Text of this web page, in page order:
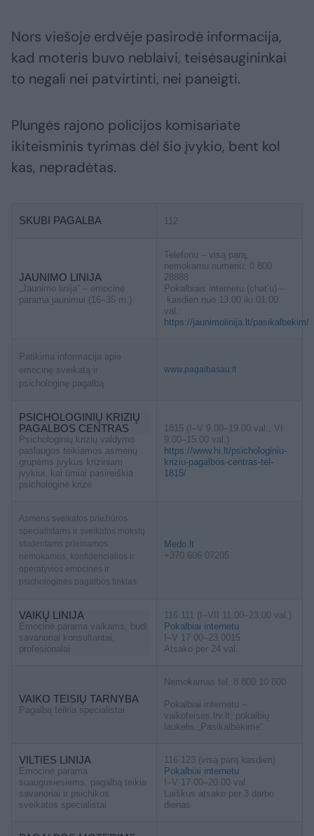
Nors viešoje erdvėje pasirodė informacija,
kad moteris buvo neblaivi, teisėsaugininkai
to negali nei patvirtinti, nei paneigti.
Plungės rajono policijos komisariate
ikiteisminis tyrimas dėl šio įvykio, bent kol
kas, nepradėtas.
SKUBI PAGALBA 112
JAUNIMO LINIJA
„Jaunimo linija“ – emocinė
parama jaunimui (16–35 m.)
Telefonu – visą parą,
nemokamu numeriu: 0 800
28888
Pokalbiais internetu (chat’u) –
kasdien nuo 13:00 iki 01:00
val.:
https://jaunimolinija.lt/pasikalbekim/
Patikima informacija apie
emocinę sveikatą ir
psichologinę pagalbą
www.pagalbasau.lt
PSICHOLOGINIŲ KRIZIŲ
PAGALBOS CENTRAS
Psichologinių krizių valdymo
paslaugos teikiamos asmenų
grupėms įvykus kriziniam
įvykiui, kai ūmiai pasireiškia
psichologinė krizė
1815 (I–V 9.00–19.00 val., VI
9.00–15.00 val.)
https://www.hi.lt/psichologiniu-
kriziu-pagalbos-centras-tel-
1815/
Asmens sveikatos priežiūros
specialistams ir sveikatos mokslų
studentams prieinamos
nemokamos, konfidencialios ir
operatyvios emocinės ir
psichologinės pagalbos tinklas
Medo.lt
+370 606 07205
VAIKŲ LINIJA
Emocinė parama vaikams, budi
savanoriai konsultantai,
profesionalai
116 111 (I–VII 11.00–23.00 val.)
Pokalbiai internetu
I–V 17.00–23.0015
Atsako per 24 val.
VAIKO TEISIŲ TARNYBA
Pagalbą teikia specialistai
Nemokamas tel. 8 800 10 800
Pokalbiai internetu –
vaikoteises.lrv.lt, pokalbių
laukelis „Pasikalbėkime“
VILTIES LINIJA
Emocinė parama
suaugusiesiems, pagalbą teikia
savanoriai ir psichikos
sveikatos specialistai
116 123 (visą parą kasdien)
Pokalbiai internetu
I–V 17.00–20.00 val.
Laiškus atsako per 3 darbo
dienas